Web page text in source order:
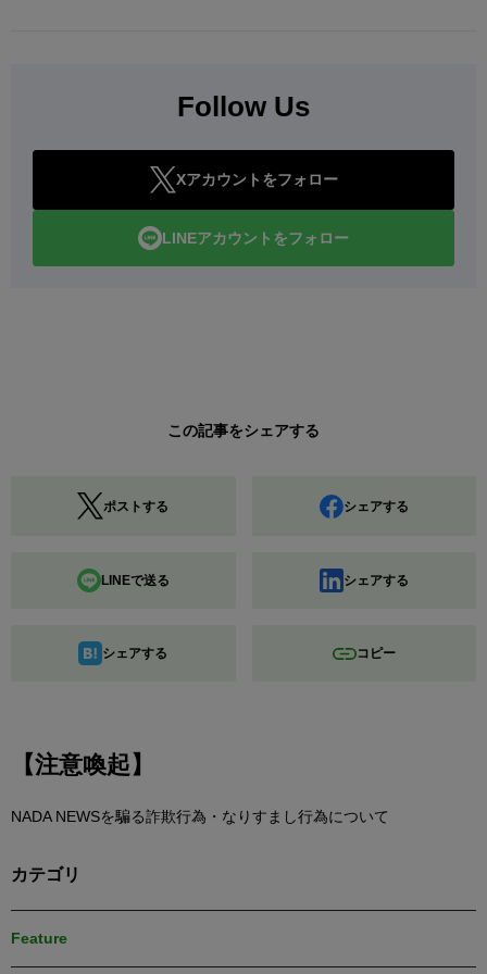
Follow Us
Xアカウントをフォロー
LINEアカウントをフォロー
この記事をシェアする
ポストする シェアする
LINEで送る シェアする
シェアする コピー
【注意喚起】
NADA NEWSを騙る詐欺行為・なりすまし行為について
カテゴリ
Feature